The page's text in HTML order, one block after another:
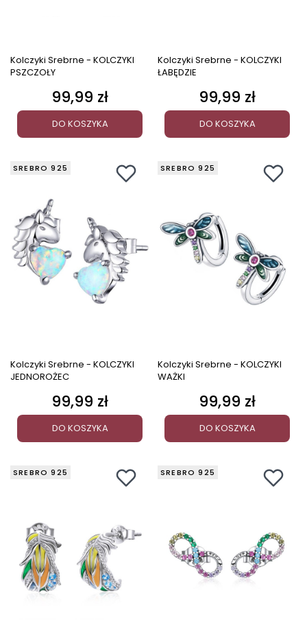
Kolczyki Srebrne - KOLCZYKI
PSZCZOŁY
Cena
99,99 zł
DO KOSZYKA
Kolczyki Srebrne - KOLCZYKI
ŁABĘDZIE
Cena
99,99 zł
DO KOSZYKA
SREBRO 925
Kolczyki Srebrne - KOLCZYKI
JEDNOROŻEC
Cena
99,99 zł
DO KOSZYKA
SREBRO 925
Kolczyki Srebrne - KOLCZYKI
WAŻKI
Cena
99,99 zł
DO KOSZYKA
SREBRO 925 SREBRO 925